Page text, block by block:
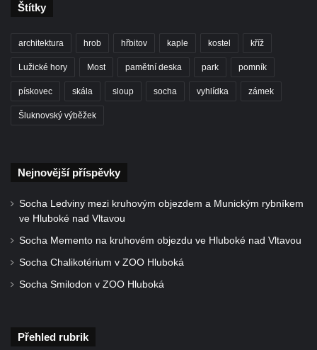
Štítky
architektura hrob hřbitov kaple kostel kříž
Lužické hory Most pamětní deska park pomník
pískovec skála sloup socha vyhlídka zámek
Šluknovský výběžek
Nejnovější příspěvky
Socha Ledviny mezi kruhovým objezdem a Munickým rybníkem
ve Hluboké nad Vltavou
Socha Memento na kruhovém objezdu ve Hluboké nad Vltavou
Socha Chalikotérium v ZOO Hluboká
Socha Smilodon v ZOO Hluboká
Přehled rubrik